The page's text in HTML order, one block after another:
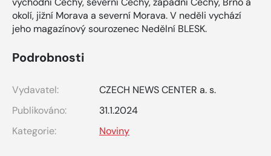
okolí, jižní Morava a severní Morava. V neděli vychází
jeho magazínový sourozenec Nedělní BLESK.
Podrobnosti
Vydavatel:
CZECH NEWS CENTER a. s.
Publikováno:
31.1.2024
Kategorie:
Noviny